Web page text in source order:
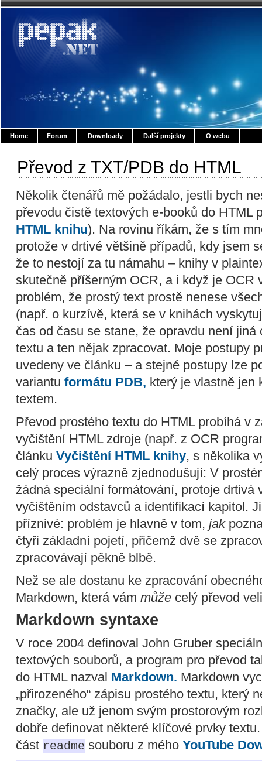
Home Forum Downloady Další projekty O webu
Převod z TXT/PDB do HTML
Několik čtenářů mě požádalo, jestli bych
převodu čistě textových e-booků do HTML
HTML knihu). Na rovinu říkám, že s tím
protože v drtivé většině případů, kdy jsem
že to nestojí za tu námahu – knihy v
skutečně příšerným OCR, a i když je OCR
problém, že prostý text prostě nenese
(např. o kurzívě, která se v knihách
čas od času se stane, že opravdu není
textu a ten nějak zpracovat. Moje postupy
uvedeny ve článku – a stejné postupy lze
variantu formátu PDB, který je vlastně jen
textem.
Převod prostého textu do HTML probíhá v
vyčištění HTML zdroje (např. z OCR
článku Vyčištění HTML knihy, s několika
celý proces výrazně zjednodušují: V
žádná speciální formátování, protoje drtivá
vyčištěním odstavců a identifikací kapitol.
příznivé: problém je hlavně v tom, jak
čtyři základní pojetí, přičemž dvě se
zpracovávají pěkně blbě.
Než se ale dostanu ke zpracování
Markdown, která vám může celý převod
Markdown syntaxe
V roce 2004 definoval John Gruber
textových souborů, a program pro převod
do HTML nazval Markdown. Markdown
„přirozeného“ zápisu prostého textu, který
značky, ale už jenom svým prostorovým
dobře definovat některé klíčové prvky
část readme souboru z mého YouTube